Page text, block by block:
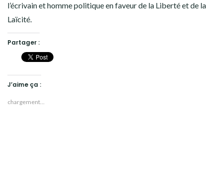
l’écrivain et homme politique en faveur de la Liberté et de la
Laïcité.
Partager :
J’aime ça :
chargement…